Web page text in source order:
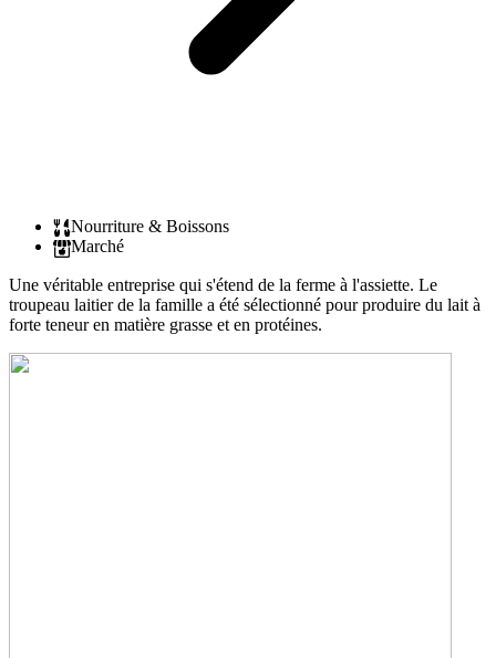
Nourriture & Boissons
Marché
Une véritable entreprise qui s'étend de la ferme à l'assiette. Le
troupeau laitier de la famille a été sélectionné pour produire du lait à
forte teneur en matière grasse et en protéines.